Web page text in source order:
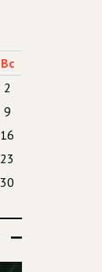
Вс
2
9
16
23
30